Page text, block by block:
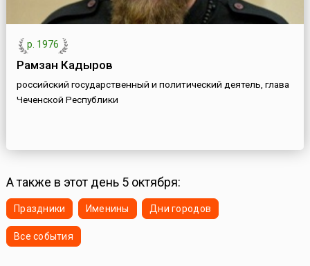
р. 1976
Рамзан Кадыров
российский государственный и политический деятель, глава
Чеченской Республики
А также в этот день 5 октября:
Праздники Именины Дни городов
Все события